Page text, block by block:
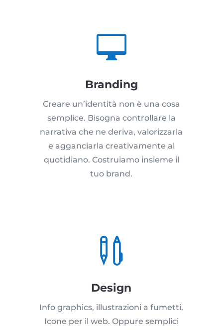

Branding
Creare un’identità non è una cosa
semplice. Bisogna controllare la
narrativa che ne deriva, valorizzarla
e agganciarla creativamente al
quotidiano. Costruiamo insieme il
tuo brand.

Design
Info graphics, illustrazioni a fumetti,
Icone per il web. Oppure semplici